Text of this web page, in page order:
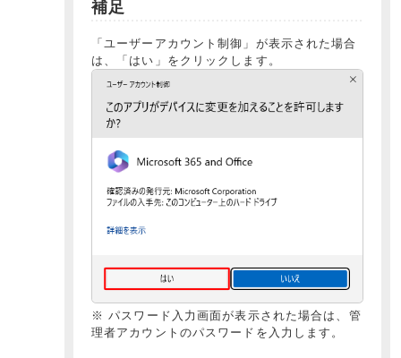
補足
「ユーザーアカウント制御」が表示された場合
は、「はい」をクリックします。
※ パスワード入力画面が表示された場合は、管
理者アカウントのパスワードを入力します。